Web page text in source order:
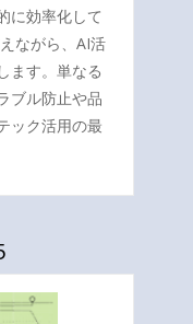
に効率化して
ながら、AI活
ます。単なる
ブル防止や品
ック活用の最